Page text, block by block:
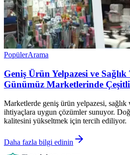
PopülerArama
Geniş Ürün Yelpazesi ve
Günümüz Marketlerinde
Marketlerde geniş ürün yelpazesi,
ihtiyaçlara uygun çözümler sunuyor.
kalitesini yükseltmek için tercih ediliyor.
Daha fazla bilgi edinin